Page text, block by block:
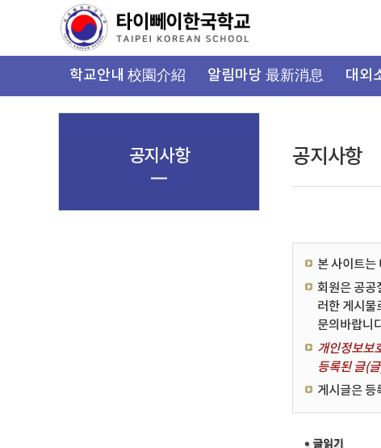
뉴
학교안내 校園介紹 알림마당 最新消息 대외
공지사항
본 사이트는
회원은 공공
러한 게시물
문의바랍니
개인정보보
등록된 글(
게시글은 등
공지사항